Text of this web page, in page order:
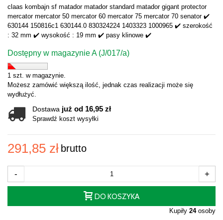
claas kombajn sf matador matador standard matador gigant protector
mercator mercator 50 mercator 60 mercator 75 mercator 70 senator ✔️
630144 150816c1 630144.0 830324224 1403323 1000965 ✔️ szerokość
: 32 mm ✔️ wysokość : 19 mm ✔️ pasy klinowe ✔️
Dostępny w magazynie A (J/017/a)
1 szt. w magazynie.
Możesz zamówić większą ilość, jednak czas realizacji może się
wydłużyć.
Dostawa już od 16,95 zł
Sprawdź koszt wysyłki
291,85 zł brutto
- +
DO KOSZYKA
Kupiły 24osoby